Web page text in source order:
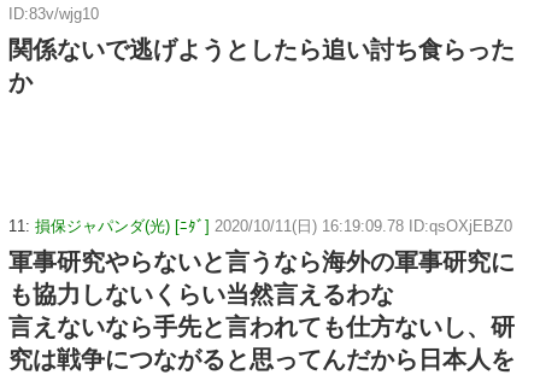
ID:83v/wjg10
関係ないで逃げようとしたら追い討ち食らった
か
11: 損保ジャパンダ(光) [ﾆﾀﾞ] 2020/10/11(日) 16:19:09.78 ID:qsOXjEBZ0
軍事研究やらないと言うなら海外の軍事研究に
も協力しないくらい当然言えるわな
言えないなら手先と言われても仕方ないし、研
究は戦争につながると思ってんだから日本人を